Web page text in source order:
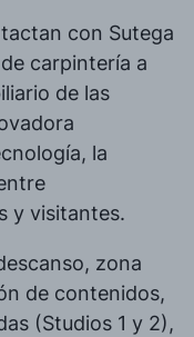
con Sutega
carpintería a
de las
la
y visitantes.
zona
de contenidos,
(Studios 1 y 2),